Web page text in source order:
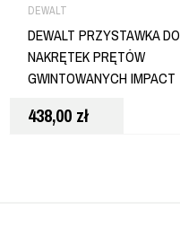
DEWALT
DEWALT PRZYSTAWKA DO
NAKRĘTEK PRĘTÓW
GWINTOWANYCH IMPACT
438,00 zł